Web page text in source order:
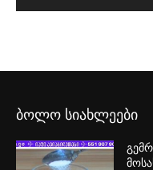
ბოლო სიახლეები